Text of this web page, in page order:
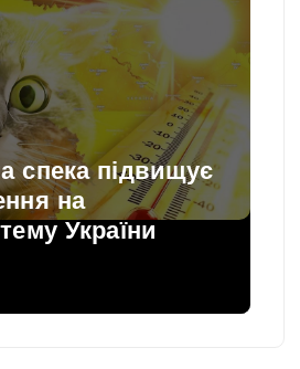
спека підвищує
на
України